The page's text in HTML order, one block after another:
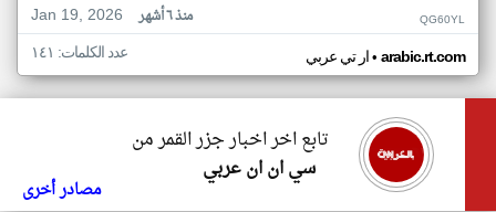
Jan 19, 2026
منذ ٦ أشهر QG60YL
ار تي عربي• arabic.rt.com عدد الكلمات: ١٤١
تابع اخر اخبار جزر القمر من
سي ان ان عربي
مصادر أخرى